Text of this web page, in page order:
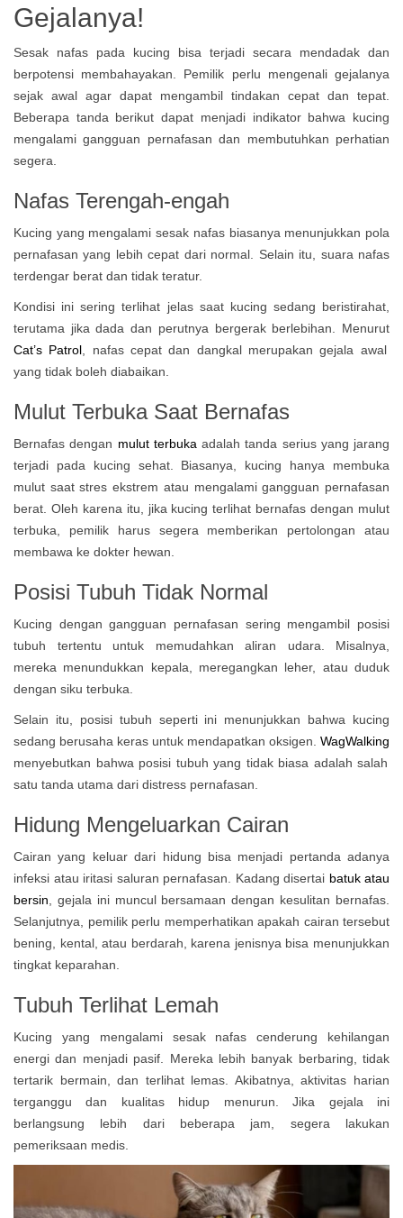
Gejalanya!
Sesak nafas pada kucing bisa terjadi secara mendadak dan
berpotensi membahayakan. Pemilik perlu mengenali gejalanya
sejak awal agar dapat mengambil tindakan cepat dan tepat.
Beberapa tanda berikut dapat menjadi indikator bahwa kucing
mengalami gangguan pernafasan dan membutuhkan perhatian
segera.
Nafas Terengah-engah
Kucing yang mengalami sesak nafas biasanya menunjukkan pola
pernafasan yang lebih cepat dari normal. Selain itu, suara nafas
terdengar berat dan tidak teratur.
Kondisi ini sering terlihat jelas saat kucing sedang beristirahat,
terutama jika dada dan perutnya bergerak berlebihan. Menurut
Cat’s Patrol, nafas cepat dan dangkal merupakan gejala awal
yang tidak boleh diabaikan.
Mulut Terbuka Saat Bernafas
Bernafas dengan mulut terbukaadalah tanda serius yang jarang
terjadi pada kucing sehat. Biasanya, kucing hanya membuka
mulut saat stres ekstrem atau mengalami gangguan pernafasan
berat. Oleh karena itu, jika kucing terlihat bernafas dengan mulut
terbuka, pemilik harus segera memberikan pertolongan atau
membawa ke dokter hewan.
Posisi Tubuh Tidak Normal
Kucing dengan gangguan pernafasan sering mengambil posisi
tubuh tertentu untuk memudahkan aliran udara. Misalnya,
mereka menundukkan kepala, meregangkan leher, atau duduk
dengan siku terbuka.
Selain itu, posisi tubuh seperti ini menunjukkan bahwa kucing
sedang berusaha keras untuk mendapatkan oksigen. WagWalking
menyebutkan bahwa posisi tubuh yang tidak biasa adalah salah
satu tanda utama dari distress pernafasan.
Hidung Mengeluarkan Cairan
Cairan yang keluar dari hidung bisa menjadi pertanda adanya
infeksi atau iritasi saluran pernafasan. Kadang disertai batuk atau
bersin, gejala ini muncul bersamaan dengan kesulitan bernafas.
Selanjutnya, pemilik perlu memperhatikan apakah cairan tersebut
bening, kental, atau berdarah, karena jenisnya bisa menunjukkan
tingkat keparahan.
Tubuh Terlihat Lemah
Kucing yang mengalami sesak nafas cenderung kehilangan
energi dan menjadi pasif. Mereka lebih banyak berbaring, tidak
tertarik bermain, dan terlihat lemas. Akibatnya, aktivitas harian
terganggu dan kualitas hidup menurun. Jika gejala ini
berlangsung lebih dari beberapa jam, segera lakukan
pemeriksaan medis.